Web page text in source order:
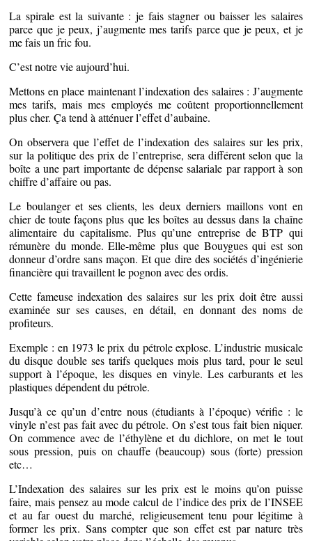
La spirale est la suivante : je fais stagner ou baisser les salaires
parce que je peux, j’augmente mes tarifs parce que je peux, et je
me fais un fric fou.
C’est notre vie aujourd’hui.
Mettons en place maintenant l’indexation des salaires : J’augmente
mes tarifs, mais mes employés me coûtent proportionnellement
plus cher. Ça tend à atténuer l’effet d’aubaine.
On observera que l’effet de l’indexation des salaires sur les prix,
sur la politique des prix de l’entreprise, sera différent selon que la
boîte a une part importante de dépense salariale par rapport à son
chiffre d’affaire ou pas.
Le boulanger et ses clients, les deux derniers maillons vont en
chier de toute façons plus que les boîtes au dessus dans la chaîne
alimentaire du capitalisme. Plus qu’une entreprise de BTP qui
rémunère du monde. Elle-même plus que Bouygues qui est son
donneur d’ordre sans maçon. Et que dire des sociétés d’ingénierie
financière qui travaillent le pognon avec des ordis.
Cette fameuse indexation des salaires sur les prix doit être aussi
examinée sur ses causes, en détail, en donnant des noms de
profiteurs.
Exemple : en 1973 le prix du pétrole explose. L’industrie musicale
du disque double ses tarifs quelques mois plus tard, pour le seul
support à l’époque, les disques en vinyle. Les carburants et les
plastiques dépendent du pétrole.
Jusqu’à ce qu’un d’entre nous (étudiants à l’époque) vérifie : le
vinyle n’est pas fait avec du pétrole. On s’est tous fait bien niquer.
On commence avec de l’éthylène et du dichlore, on met le tout
sous pression, puis on chauffe (beaucoup) sous (forte) pression
etc…
L’Indexation des salaires sur les prix est le moins qu’on puisse
faire, mais pensez au mode calcul de l’indice des prix de l’INSEE
et au far ouest du marché, religieusement tenu pour légitime à
former les prix. Sans compter que son effet est par nature très